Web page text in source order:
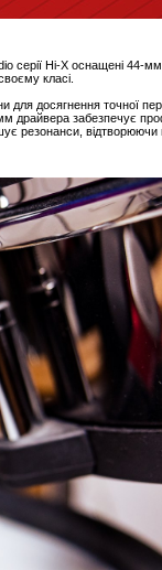
серії Hi-X оснащені 44-
класі.
досягнення точної
драйвера забезпечує
резонанси, відтворюючи